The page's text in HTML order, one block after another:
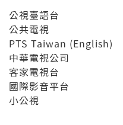
公視臺語台
公共電視
PTS Taiwan (English)
中華電視公司
客家電視台
國際影音平台
小公視